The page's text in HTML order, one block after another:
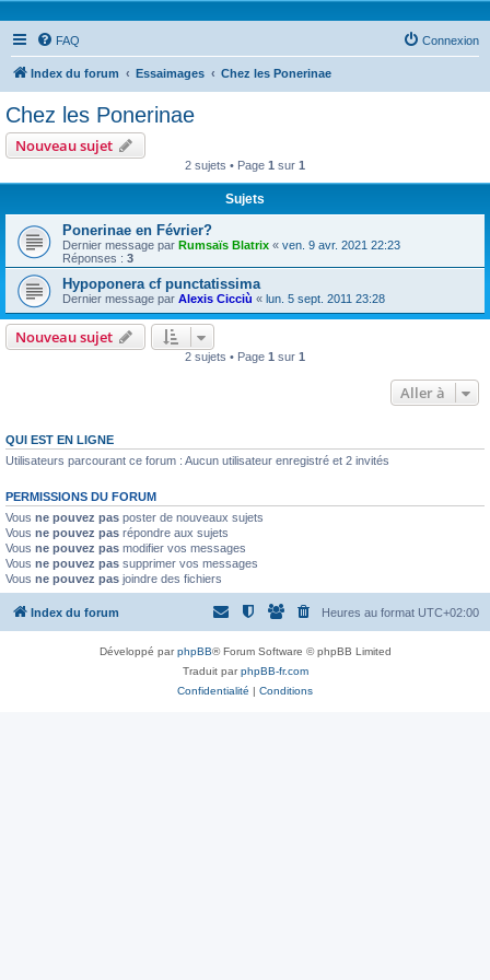
FAQ Connexion
Index du forum Essaimages Chez les Ponerinae
Chez les Ponerinae
Nouveau sujet
2 sujets • Page 1 sur 1
Sujets
Ponerinae en Février?
Dernier message par Rumsaïs Blatrix « ven. 9 avr. 2021 22:23
Réponses : 3
Hypoponera cf punctatissima
Dernier message par Alexis Cicciù « lun. 5 sept. 2011 23:28
Nouveau sujet
2 sujets • Page 1 sur 1
Aller à
QUI EST EN LIGNE
Utilisateurs parcourant ce forum : Aucun utilisateur enregistré et 2 invités
PERMISSIONS DU FORUM
Vous ne pouvez pas poster de nouveaux sujets
Vous ne pouvez pas répondre aux sujets
Vous ne pouvez pas modifier vos messages
Vous ne pouvez pas supprimer vos messages
Vous ne pouvez pas joindre des fichiers
Index du forum Heures au format UTC+02:00
Développé parphpBB® Forum Software © phpBB Limited
Traduit parphpBB-fr.com
Confidentialité | Conditions